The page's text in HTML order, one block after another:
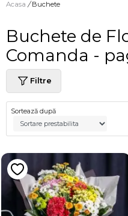
Acasa / Buchete
Buchete de
Comanda -
Filtre
Sortează după